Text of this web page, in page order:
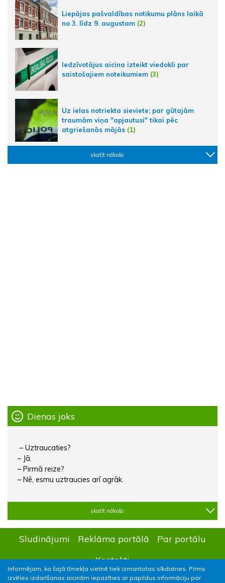
Informējam, ka šajā tīmekļa vietnē tiek izmantotas sīkdatnes. Pirms
izvēles izdarīšanas aicinām iepazīties ar papildus informāciju par
Liepājas pašvaldības notikumu plāns laikā
no 3. līdz 9. augustam (2)
Iedzīvotājus aicina izteikt viedokli par
saistošajiem noteikumiem (3)
Uz ielas notriekta sieviete; par gūtajām
traumām viņa "apjautusi" tikai pēc
atgriešanās mājās (1)
skatīt nākošo
Dienas joks
– Uztraucaties?
– Jā.
– Pirmā reize?
– Nē, esmu uztraucies arī agrāk.
skatīt nākošo
Sludinājumi Reklāma portālā
Par portālu
Kontakti